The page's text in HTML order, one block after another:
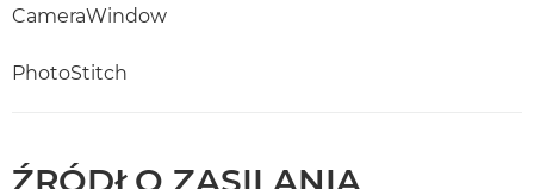
CameraWindow
PhotoStitch
ŹRÓDŁO ZASILANIA